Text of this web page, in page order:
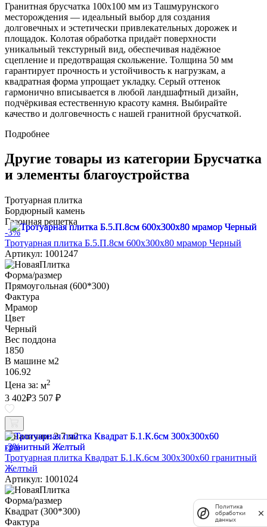
Гранитная брусчатка 100х100 мм из Ташмурунского
месторождения — идеальный выбор для создания
долговечных и эстетически привлекательных дорожек и
площадок. Колотая обработка придаёт поверхности
уникальный текстурный вид, обеспечивая надёжное
сцепление и предотвращая скольжение. Толщина 50 мм
гарантирует прочность и устойчивость к нагрузкам, а
квадратная форма упрощает укладку. Серый оттенок
гармонично вписывается в любой ландшафтный дизайн,
подчёркивая естественную красоту камня. Выбирайте
качество и долговечность с нашей гранитной брусчаткой.
Подробнее
Другие товары из категории Брусчатка
и элементы благоустройства
Тротуарная плитка
Бордюрный камень
Газонная решетка
-3%
Тротуарная плитка Б.5.П.8см 600х300х80 мрамор Черный
Артикул: 1001247
Форма/размер
Прямоугольная (600*300)
Фактура
Мрамор
Цвет
Черный
Вес поддона
1850
В машине м2
106.92
Цена за: м2
3 402₽3 507 ₽
В наличии: 2.7 м2
-3%
Тротуарная плитка Квадрат Б.1.К.6см 300х300х60 гранитный
Желтый
Артикул: 1001024
Форма/размер
Квадрат (300*300)
Фактура
Политика
обработки
данных